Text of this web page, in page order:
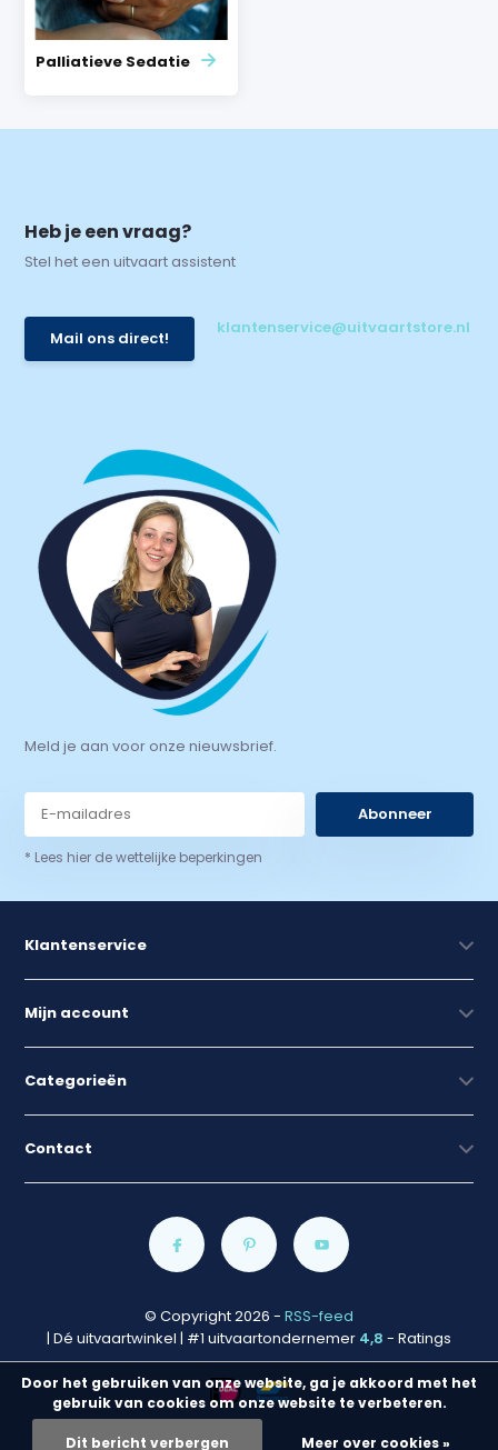
Palliatieve Sedatie
Heb je een vraag?
Stel het een uitvaart assistent
Mail ons direct!
klantenservice@uitvaartstore.nl
Meld je aan voor onze nieuwsbrief.
Abonneer
* Lees hier de wettelijke beperkingen
Klantenservice
Mijn account
Categorieën
Contact
© Copyright 2026 - RSS-feed
| Dé uitvaartwinkel | #1 uitvaartondernemer 4,8 - Ratings
Door het gebruiken van onze website, ga je akkoord met het
gebruik van cookies om onze website te verbeteren.
Dit bericht verbergen Meer over cookies »